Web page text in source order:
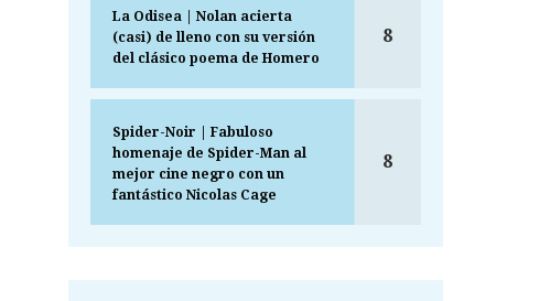
La Odisea | Nolan acierta
(casi) de lleno con su versión
del clásico poema de Homero
8
Spider-Noir | Fabuloso
homenaje de Spider-Man al
mejor cine negro con un
fantástico Nicolas Cage
8